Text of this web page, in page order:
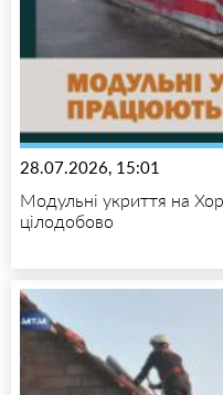
28.07.2026, 15:01
Модульні укриття на
цілодобово